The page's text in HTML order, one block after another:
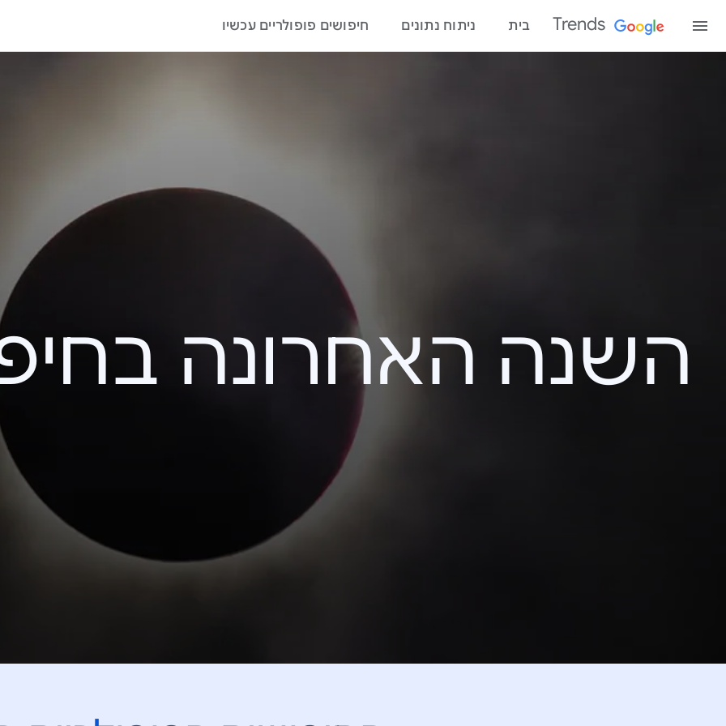
Trends בית ניתוח נתונים חיפושים פופולריים עכשיו
השנה האחרונה בחיפוש